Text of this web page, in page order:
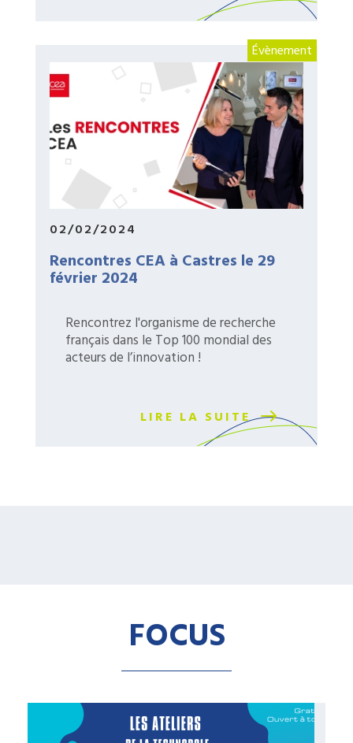
Évènement
02/02/2024
Rencontres CEA à Castres le 29
février 2024
Rencontrez l'organisme de recherche
français dans le Top 100 mondial des
acteurs de l’innovation !
LIRE LA SUITE
FOCUS